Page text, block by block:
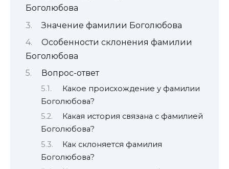
Боголюбова
Значение фамилии Боголюбова
Особенности склонения фамилии
Боголюбова
Вопрос-ответ
Какое происхождение у фамилии
Боголюбова?
Какая история связана с фамилией
Боголюбова?
Как склоняется фамилия
Боголюбова?